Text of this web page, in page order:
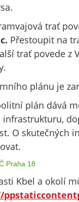
trať
Přestoupit na
trať povede z
plánu je
plán dává
infrastrukturu,
O skutečných
Praha 18
Kbel a okolí